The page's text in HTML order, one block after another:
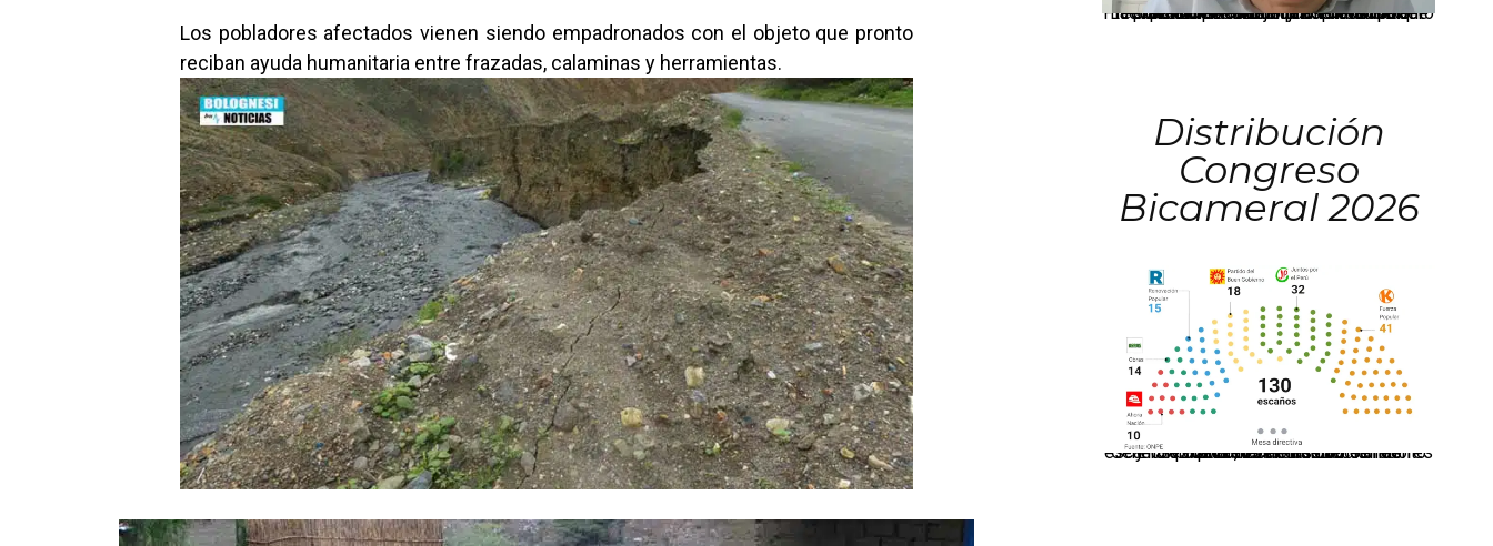
Los pobladores afectados vienen siendo empadronados con el objeto que pronto
reciban ayuda humanitaria entre frazadas, calaminas y herramientas.
La presidenta Keiko Fujimori informó que la solicitud de indulto presentada por el expresidente Alejandro Toledo será evaluada por la Comisión de Gracias Presidenciales conforme al procedimiento establecido.
Distribución
Congreso
Bicameral 2026
El JNE oficializó la distribución de escaños para la elección de 60 senadores y 130 diputados en las Elecciones Generales 2026, tras el restablecimiento de la Bicameralidad.